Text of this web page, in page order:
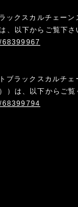
ックスカルチェーン
、以下からご覧下
ブラックスカルチェ
）は、以下からご